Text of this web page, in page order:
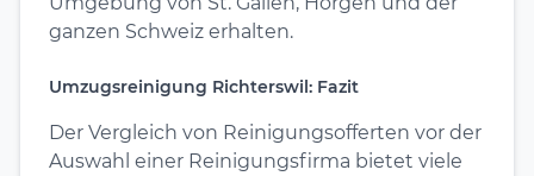
ganzen Schweiz erhalten.
Umzugsreinigung Richterswil: Fazit
Der Vergleich von Reinigungsofferten vor der
Auswahl einer Reinigungsfirma bietet viele